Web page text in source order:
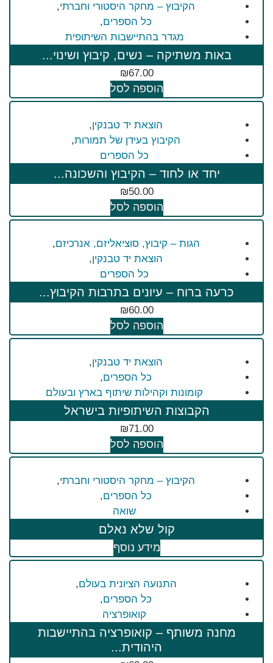
הקיבוץ – מחקר היסטורי וחברתי,
כל הספרים,
מגדר בהתיישבות השיתופית
באות משתיקה – נשים, קיבוץ ושינוי...
₪67.00
הוספה לסל
הוצאת יד טבנקין,
הקיבוץ בעידן של תמורות,
כל הספרים
יחד או לחוד – הקיבוץ והשכונה...
₪50.00
הוספה לסל
הגות – קיבוץ, סוציאליזם, אנרכיזם,
הוצאת יד טבנקין,
כל הספרים
כרעה ברוח – עיונים בתרבות הקיבוץ...
₪60.00
הוספה לסל
הוצאת יד טבנקין,
כל הספרים,
קומונות וקהילות שיתוף בארץ ובעולם
הקבוצות השיתופיות בישראל
₪71.00
הוספה לסל
הקיבוץ – מחקר היסטורי וחברתי,
כל הספרים,
שואה
קול שלא נאלם
מידע נוסף
התנועה הציונית בעולם,
כל הספרים,
קואופרציה
מחנה משותף – קואופרציה בהתיישבות
היהודית...